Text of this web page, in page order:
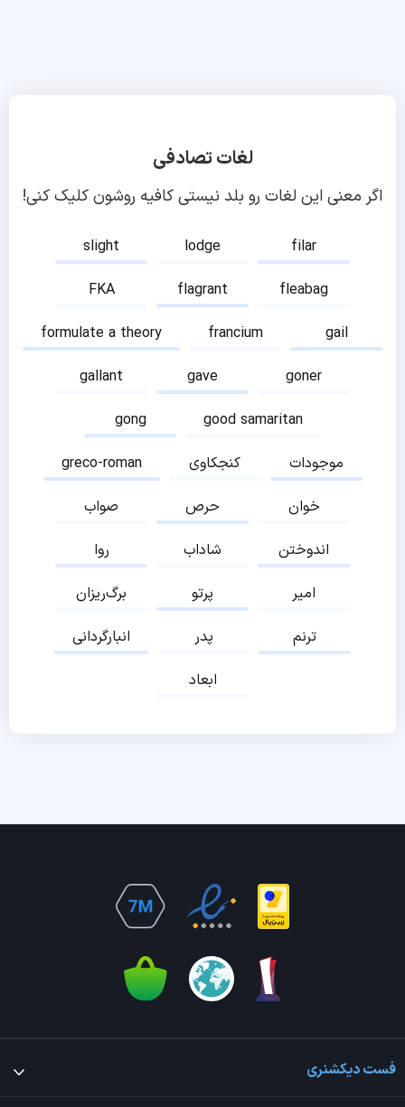
لغات تصادفی
اگر معنی این لغات رو بلد نیستی کافیه روشون کلیک کنی!
slight lodge
filar
FKA
flagrant
fleabag
formulate a theory
francium
gail
gallant
gave
goner
gong
good samaritan
greco-roman
کنجکاوی
موجودات
صواب
حرص
خوان
روا
شاداب
اندوختن
برگ‌ریزان
پرتو
امیر
انبارگردانی
پدر
ترنم
ابعاد
فست دیکشنری